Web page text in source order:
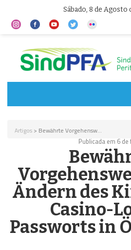
Sábado, 8 de Agosto
Artigos > Bewährte Vorgehensw...
Publicada em 6
Ändern des
Casino-
Passworts in